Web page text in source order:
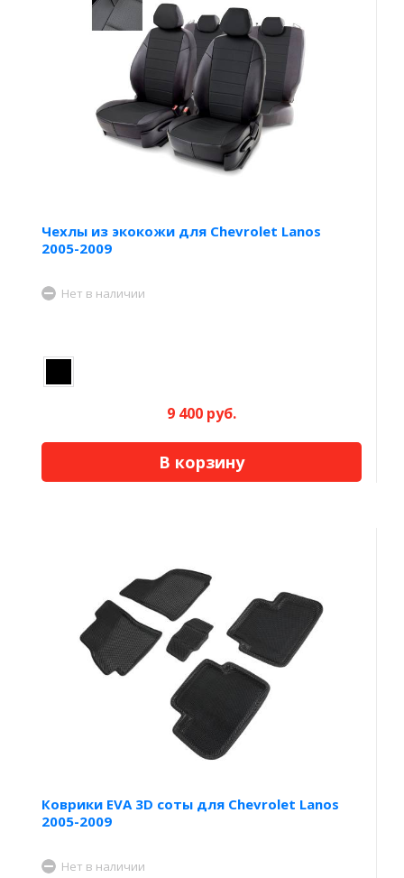
Чехлы из экокожи для Chevrolet Lanos
2005-2009
Нет в наличии
9 400 руб.
В корзину
Коврики EVA 3D соты для Chevrolet Lanos
2005-2009
Нет в наличии